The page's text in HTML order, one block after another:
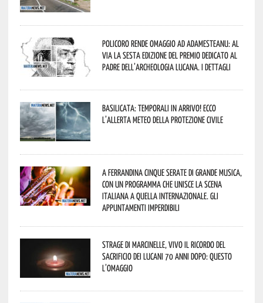
Policoro rende omaggio ad Adamesteanu: al
via la sesta edizione del Premio dedicato al
padre dell’archeologia lucana. I dettagli
Basilicata: temporali in arrivo! Ecco
l’allerta meteo della Protezione civile
A Ferrandina cinque serate di grande musica,
con un programma che unisce la scena
italiana a quella internazionale. Gli
appuntamenti imperdibili
Strage di Marcinelle, vivo il ricordo del
sacrificio dei lucani 70 anni dopo: questo
l’omaggio